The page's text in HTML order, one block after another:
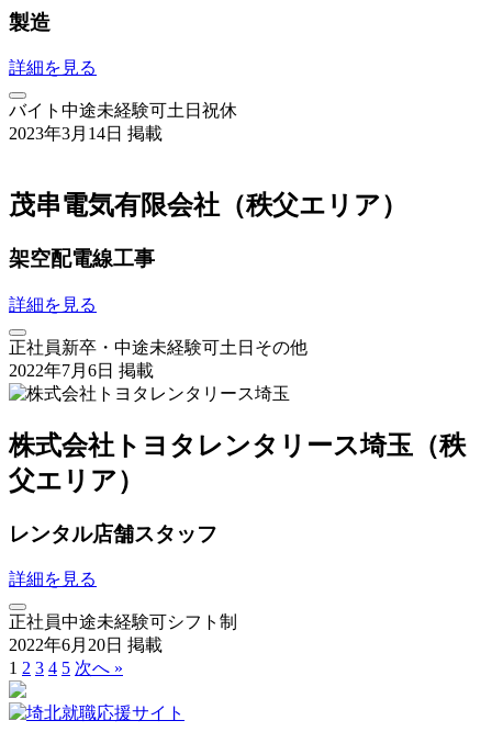
製造
詳細を見る
バイト 中途未経験可土日祝休
2023年3月14日 掲載
茂串電気有限会社（秩父エリア）
架空配電線工事
詳細を見る
正社員新卒・中途未経験可土日その他
2022年7月6日 掲載
株式会社トヨタレンタリース埼玉（秩
父エリア）
レンタル店舗スタッフ
詳細を見る
正社員中途未経験可シフト制
2022年6月20日 掲載
1 2 3 4 5 次へ »